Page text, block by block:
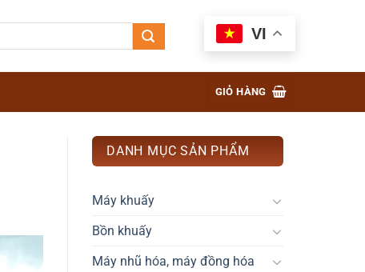
VI
GIỎ HÀNG
DANH MỤC SẢN PHẨM
Máy khuấy
Bồn khuấy
Máy nhũ hóa, máy đồng hóa